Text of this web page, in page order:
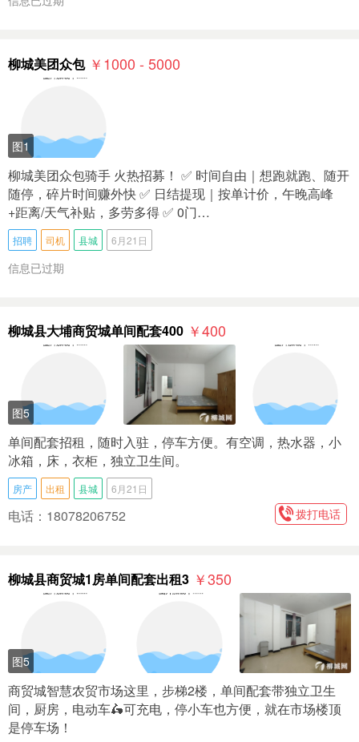
柳城美团众包 ￥1000 - 5000
图1
柳城美团众包骑手 火热招募！ ✅ 时间自由｜想跑就跑、随开
随停，碎片时间赚外快 ✅ 日结提现｜按单计价，午晚高峰
+距离/天气补贴，多劳多得 ✅ 0门…
招聘 司机 县城 6月21日
信息已过期
柳城县大埔商贸城单间配套400 ￥400
图5
单间配套招租，随时入驻，停车方便。有空调，热水器，小
冰箱，床，衣柜，独立卫生间。
房产 出租 县城 6月21日
电话：18078206752 拨打电话
柳城县商贸城1房单间配套出租3 ￥350
图5
商贸城智慧农贸市场这里，步梯2楼，单间配套带独立卫生
间，厨房，电动车🛵可充电，停小车也方便，就在市场楼顶
是停车场！